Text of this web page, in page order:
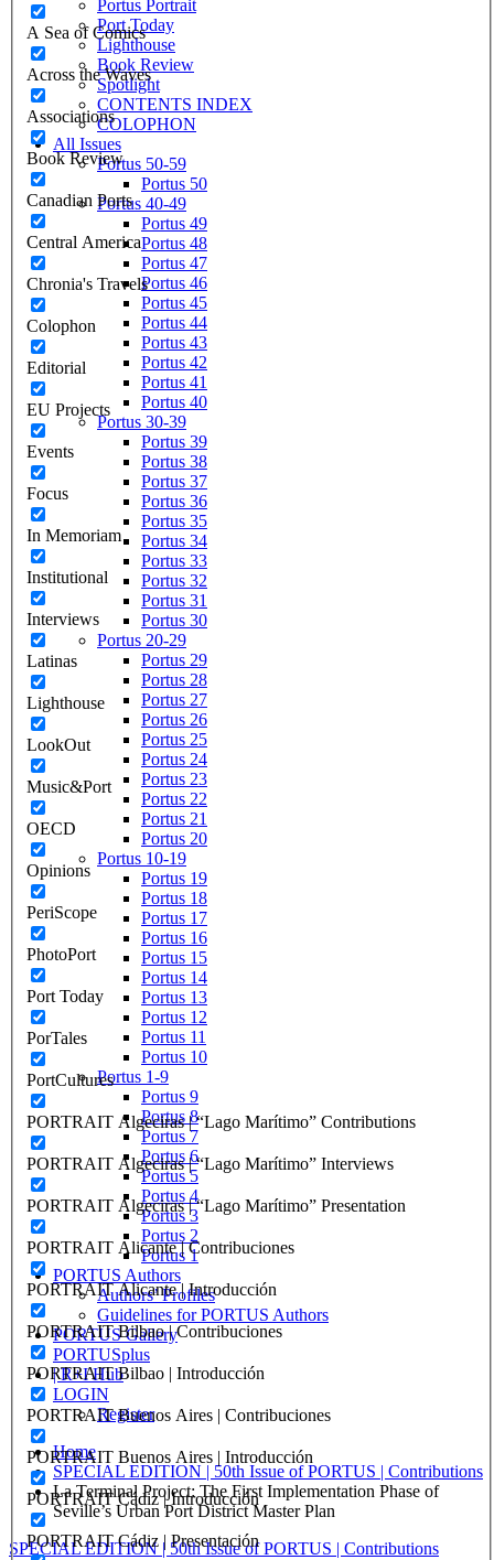
A Sea of Comics
Across the Waves
Associations
Book Review
Canadian Ports
Central America
Chronia's Travels
Colophon
Editorial
EU Projects
Events
Focus
In Memoriam
Institutional
Interviews
Latinas
Lighthouse
LookOut
Music&Port
OECD
Opinions
PeriScope
PhotoPort
Port Today
PorTales
PortCultures
PORTRAIT Algeciras | “Lago Marítimo” Contributions
PORTRAIT Algeciras | “Lago Marítimo” Interviews
PORTRAIT Algeciras | “Lago Marítimo” Presentation
PORTRAIT Alicante | Contribuciones
PORTRAIT Alicante | Introducción
PORTRAIT Bilbao | Contribuciones
PORTRAIT Bilbao | Introducción
PORTRAIT Buenos Aires | Contribuciones
PORTRAIT Buenos Aires | Introducción
PORTRAIT Cádiz | Introducción
PORTRAIT Cádiz | Presentación
Portus Portrait
Port Today
Lighthouse
Book Review
Spotlight
CONTENTS INDEX
COLOPHON
All Issues
Portus 50-59
Portus 50
Portus 40-49
Portus 49
Portus 48
Portus 47
Portus 46
Portus 45
Portus 44
Portus 43
Portus 42
Portus 41
Portus 40
Portus 30-39
Portus 39
Portus 38
Portus 37
Portus 36
Portus 35
Portus 34
Portus 33
Portus 32
Portus 31
Portus 30
Portus 20-29
Portus 29
Portus 28
Portus 27
Portus 26
Portus 25
Portus 24
Portus 23
Portus 22
Portus 21
Portus 20
Portus 10-19
Portus 19
Portus 18
Portus 17
Portus 16
Portus 15
Portus 14
Portus 13
Portus 12
Portus 11
Portus 10
Portus 1-9
Portus 9
Portus 8
Portus 7
Portus 6
Portus 5
Portus 4
Portus 3
Portus 2
Portus 1
PORTUS Authors
Authors’ Profiles
Guidelines for PORTUS Authors
PORTUS Gallery
PORTUSplus
| R+I Hub
LOGIN
Register
Home
SPECIAL EDITION | 50th Issue of PORTUS | Contributions
La Terminal Project: The First Implementation Phase of
Seville’s Urban Port District Master Plan
SPECIAL EDITION | 50th Issue of PORTUS | Contributions